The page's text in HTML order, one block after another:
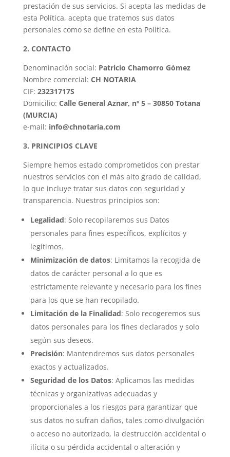
prestación de sus servicios. Si acepta las medidas de
esta Política, acepta que tratemos sus datos
personales como se define en esta Política.
2. CONTACTO
Denominación social: Patricio Chamorro Gómez
Nombre comercial: CH NOTARIA
CIF: 23231717S
Domicilio: Calle General Aznar, nº 5 – 30850 Totana
(MURCIA)
e-mail: info@chnotaria.com
3. PRINCIPIOS CLAVE
Siempre hemos estado comprometidos con prestar
nuestros servicios con el más alto grado de calidad,
lo que incluye tratar sus datos con seguridad y
transparencia. Nuestros principios son:
Legalidad: Solo recopilaremos sus Datos
personales para fines específicos, explícitos y
legítimos.
Minimización de datos: Limitamos la recogida de
datos de carácter personal a lo que es
estrictamente relevante y necesario para los fines
para los que se han recopilado.
Limitación de la Finalidad: Solo recogeremos sus
datos personales para los fines declarados y solo
según sus deseos.
Precisión: Mantendremos sus datos personales
exactos y actualizados.
Seguridad de los Datos: Aplicamos las medidas
técnicas y organizativas adecuadas y
proporcionales a los riesgos para garantizar que
sus datos no sufran daños, tales como divulgación
o acceso no autorizado, la destrucción accidental o
ilícita o su pérdida accidental o alteración y